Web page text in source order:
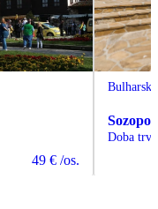
49 € /os.
Bulharsko
Doba